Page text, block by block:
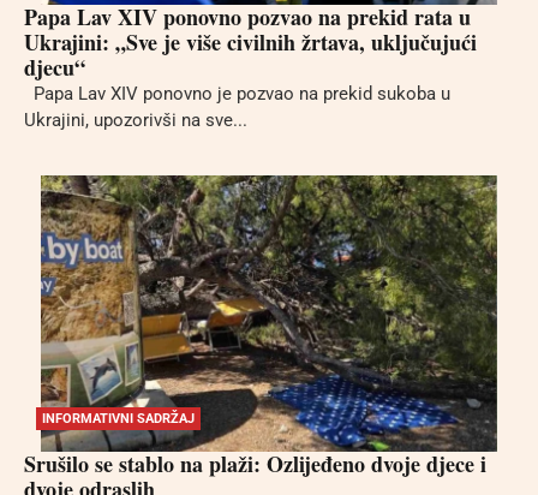
Papa Lav XIV ponovno pozvao na prekid rata u
Ukrajini: „Sve je više civilnih žrtava, uključujući
djecu“
Papa Lav XIV ponovno je pozvao na prekid sukoba u
Ukrajini, upozorivši na sve...
INFORMATIVNI SADRŽAJ
Srušilo se stablo na plaži: Ozlijeđeno dvoje djece i
dvoje odraslih